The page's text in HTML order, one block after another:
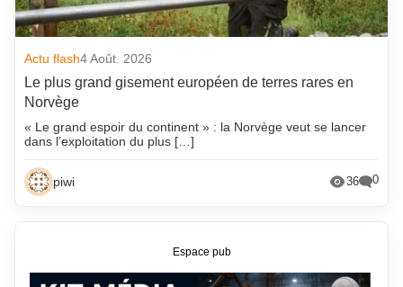
Actu flash4 Août. 2026
Le plus grand gisement européen de terres rares en
Norvège
« Le grand espoir du continent » : la Norvège veut se lancer
dans l’exploitation du plus […]
piwi 36 0
Espace pub